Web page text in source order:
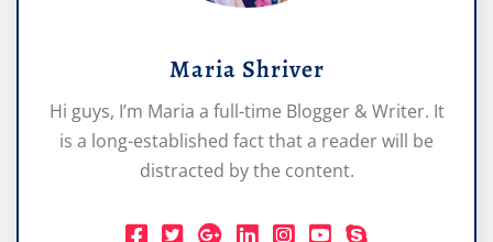
Maria Shriver
Hi guys, I’m Maria a full-time Blogger & Writer. It
is a long-established fact that a reader will be
distracted by the content.